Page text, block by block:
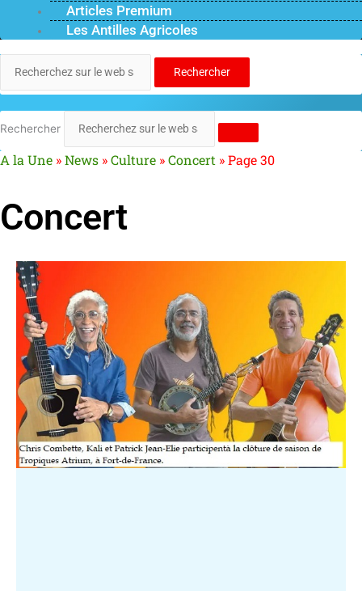
Articles Premium
Les Antilles Agricoles
Rechercher
Rechercher
A la Une »News »Culture »Concert »Page 30
Concert